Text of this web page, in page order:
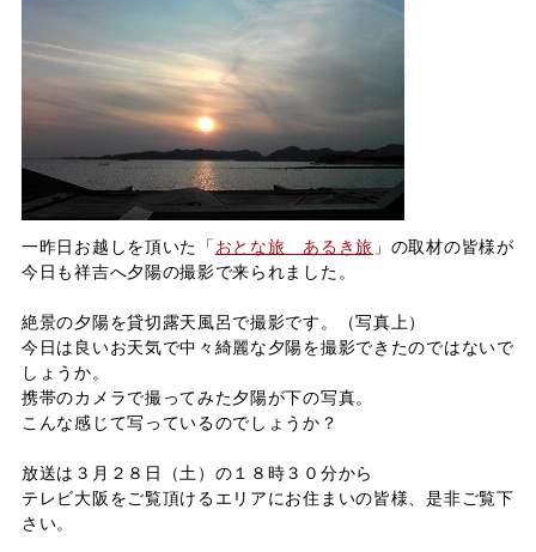
一昨日お越しを頂いた「 おとな旅 あるき旅 」の取材の皆様が
今日も祥吉へ夕陽の撮影で来られました。
絶景の夕陽を貸切露天風呂で撮影です。（写真上）
今日は良いお天気で中々綺麗な夕陽を撮影できたのではないで
しょうか。
携帯のカメラで撮ってみた夕陽が下の写真。
こんな感じて写っているのでしょうか？
放送は３月２８日（土）の１８時３０分から
テレビ大阪をご覧頂けるエリアにお住まいの皆様、是非ご覧下
さい。